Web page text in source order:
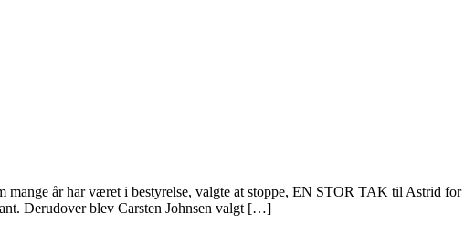
mange år har været i bestyrelse, valgte at stoppe, EN STOR TAK til Astrid for
Derudover blev Carsten Johnsen valgt […]